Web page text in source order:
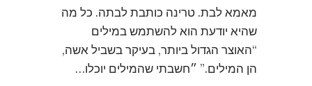
מאמא לבת. טרינה כותבת לבתה. כל מה
שהיא יודעת הוא להשתמש במילים
“האוצר הגדול ביותר, בעיקר בשביל אשה,
הן המילים.” ״חשבתי שהמילים יוכלו…